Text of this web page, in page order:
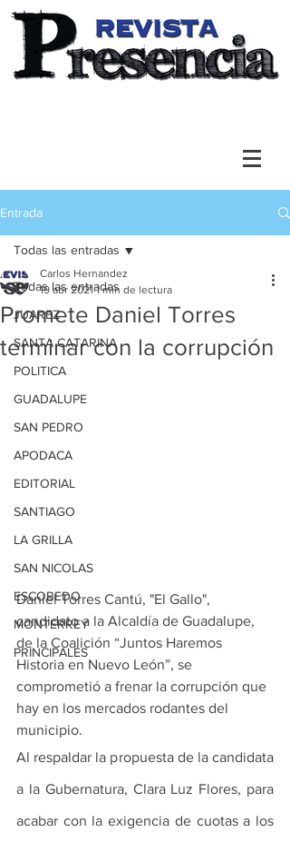
Entrada
Todas las entradas
JUAREZ
SANTA CATARINA
POLITICA
GUADALUPE
SAN PEDRO
APODACA
EDITORIAL
SANTIAGO
LA GRILLA
SAN NICOLAS
ESCOBEDO
MONTERREY
PRINCIPALES
Todas las entradas
Promete Daniel Torres
terminar con la corrupción
Carlos Hernandez
19 abr 2021 1 min de lectura
Daniel Torres Cantú, "El Gallo",
candidato a la Alcaldía de Guadalupe,
de la Coalición “Juntos Haremos
Historia en Nuevo León”, se
comprometió a frenar la corrupción que
hay en los mercados rodantes del
municipio.
Al respaldar la propuesta de la candidata
a la Gubernatura, Clara Luz Flores, para
acabar con la exigencia de cuotas a los